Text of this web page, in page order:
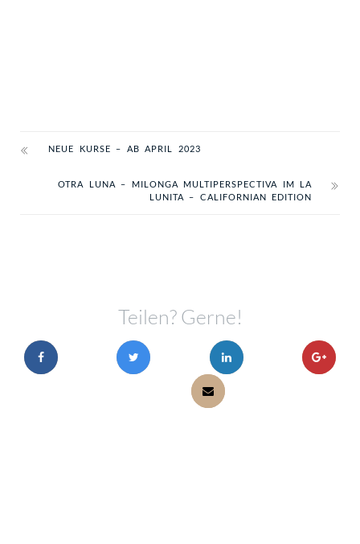
NEUE KURSE – AB APRIL 2023
OTRA LUNA – MILONGA MULTIPERSPECTIVA IM LA
LUNITA – CALIFORNIAN EDITION
Teilen? Gerne!